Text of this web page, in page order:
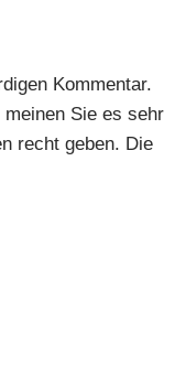
Kommentar.
meinen Sie es sehr
recht geben. Die